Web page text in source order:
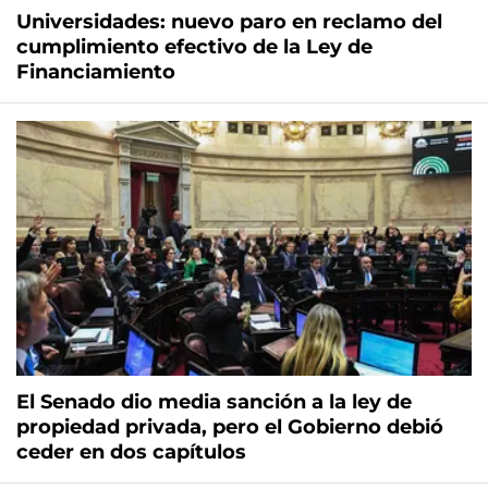
Universidades: nuevo paro en reclamo del
cumplimiento efectivo de la Ley de
Financiamiento
El Senado dio media sanción a la ley de
propiedad privada, pero el Gobierno debió
ceder en dos capítulos